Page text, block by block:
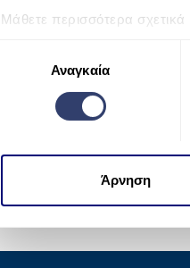
Μάθετε περισσότερα
πάσα στιγμή από τη Δήλωση
Χρησιμοποιούμε cookie για
από μέρους σας χρήση των
Αναγκαία
Άρνηση